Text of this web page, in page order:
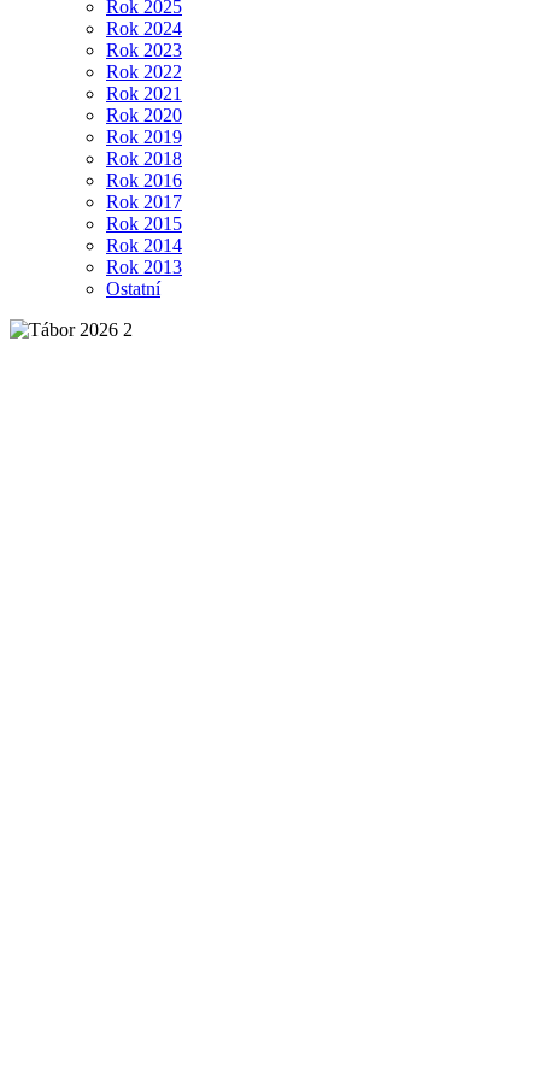
Rok 2025
Rok 2024
Rok 2023
Rok 2022
Rok 2021
Rok 2020
Rok 2019
Rok 2018
Rok 2016
Rok 2017
Rok 2015
Rok 2014
Rok 2013
Ostatní